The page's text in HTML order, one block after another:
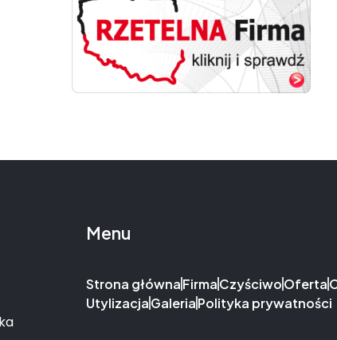
Menu
Strona głównaFirmaCzyściwoOferta
UtylizacjaGaleriaPolityka prywatności